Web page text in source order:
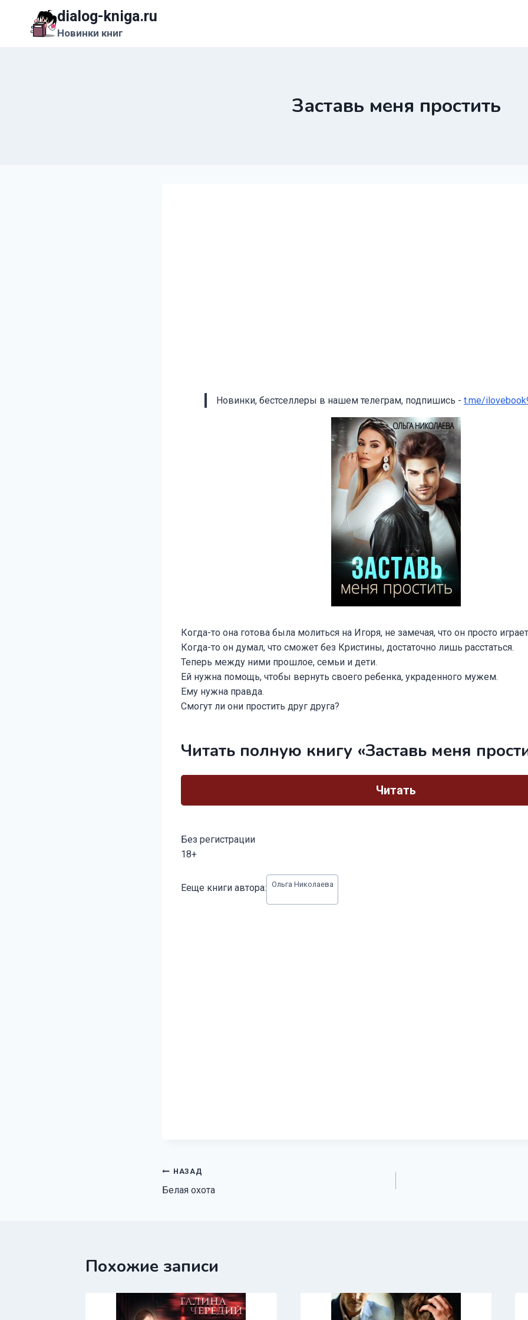
содержимому
dialog-kniga.ru
Новинки книг
Заставь меня простить
Новинки, бестселлеры в нашем телеграм, подпишись - t.me/
Когда-то она готова была молиться на Игоря, не замечая, что он просто
Когда-то он думал, что сможет без Кристины, достаточно лишь расстаться.
Теперь между ними прошлое, семьи и дети.
Ей нужна помощь, чтобы вернуть своего ребенка, украденного мужем.
Ему нужна правда.
Смогут ли они простить друг друга?
Читать полную книгу «Заставь меня
Читать
Без регистрации
18+
записи:
Ееще книги автора: Ольга Николаева
Навигация
по
НАЗАД
Белая охота
Похожие записи